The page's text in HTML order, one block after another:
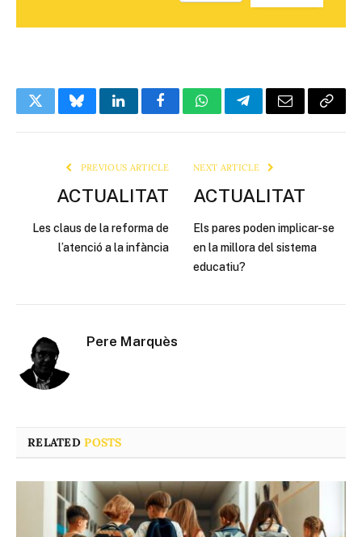
TwitterBlueskyLinkedInFacebookWhatsAppTelegramEmail Copy
PREVIOUS ARTICLE
ACTUALITAT
Les claus de la reforma de
l’atenció a la infància
NEXT ARTICLE
ACTUALITAT
Els pares poden implicar-se
en la millora del sistema
educatiu?
Pere Marquès
RELATEDPOSTS